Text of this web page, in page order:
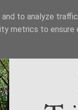
to analyze
metrics to